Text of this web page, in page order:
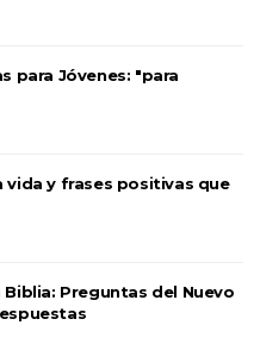
para Jóvenes: "para
vida y frases positivas que
Preguntas del Nuevo